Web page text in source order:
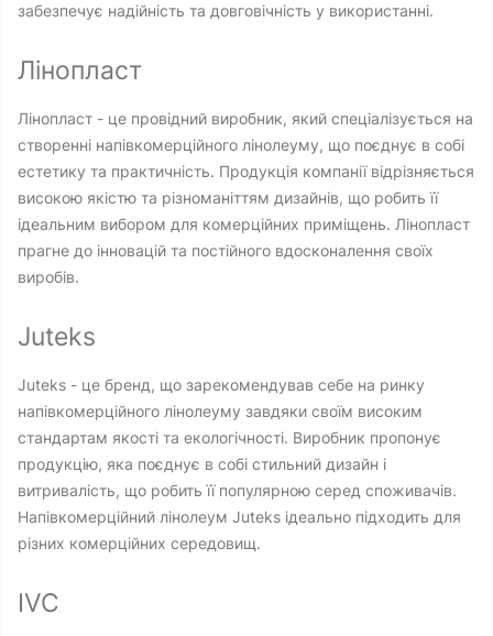
забезпечує надійність та довговічність у використанні.
Лінопласт
Лінопласт - це провідний виробник, який спеціалізується на
створенні напівкомерційного лінолеуму, що поєднує в собі
естетику та практичність. Продукція компанії відрізняється
високою якістю та різноманіттям дизайнів, що робить її
ідеальним вибором для комерційних приміщень. Лінопласт
прагне до інновацій та постійного вдосконалення своїх
виробів.
Juteks
Juteks - це бренд, що зарекомендував себе на ринку
напівкомерційного лінолеуму завдяки своїм високим
стандартам якості та екологічності. Виробник пропонує
продукцію, яка поєднує в собі стильний дизайн і
витривалість, що робить її популярною серед споживачів.
Напівкомерційний лінолеум Juteks ідеально підходить для
різних комерційних середовищ.
IVC